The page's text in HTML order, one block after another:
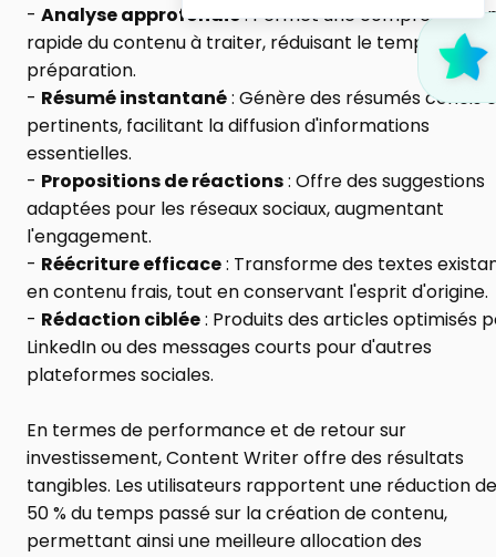
- Analyse approfondie : Permet une
rapide du contenu à traiter, réduisant le temps de
préparation.
- Résumé instantané : Génère des résumés concis
pertinents, facilitant la diffusion d'informations
essentielles.
- Propositions de réactions : Offre des suggestions
adaptées pour les réseaux sociaux, augmentant
l'engagement.
- Réécriture efficace : Transforme des textes
en contenu frais, tout en conservant l'esprit d'origine.
- Rédaction ciblée : Produits des articles optimisés
LinkedIn ou des messages courts pour d'autres
plateformes sociales.
En termes de performance et de retour sur
investissement, Content Writer offre des résultats
tangibles. Les utilisateurs rapportent une réduction de
50 % du temps passé sur la création de contenu,
permettant ainsi une meilleure allocation des